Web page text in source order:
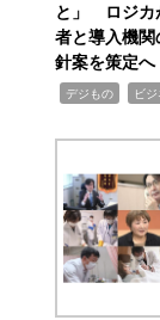
と」 ロジカ
者と導入機関
針案を策定へ
デジもの ビ